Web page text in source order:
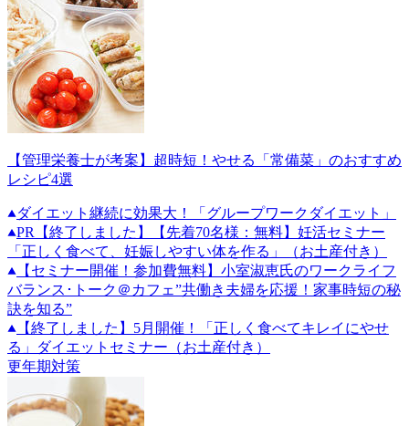
【管理栄養士が考案】超時短！やせる「常備菜」のおすすめ
レシピ4選
ダイエット継続に効果大！「グループワークダイエット」
PR
【終了しました】【先着70名様：無料】妊活セミナー
「正しく食べて、妊娠しやすい体を作る」（お土産付き）
【セミナー開催！参加費無料】小室淑恵氏のワークライフ
バランス･トーク＠カフェ”共働き夫婦を応援！家事時短の秘
訣を知る”
【終了しました】5月開催！「正しく食べてキレイにやせ
る」ダイエットセミナー（お土産付き）
更年期対策